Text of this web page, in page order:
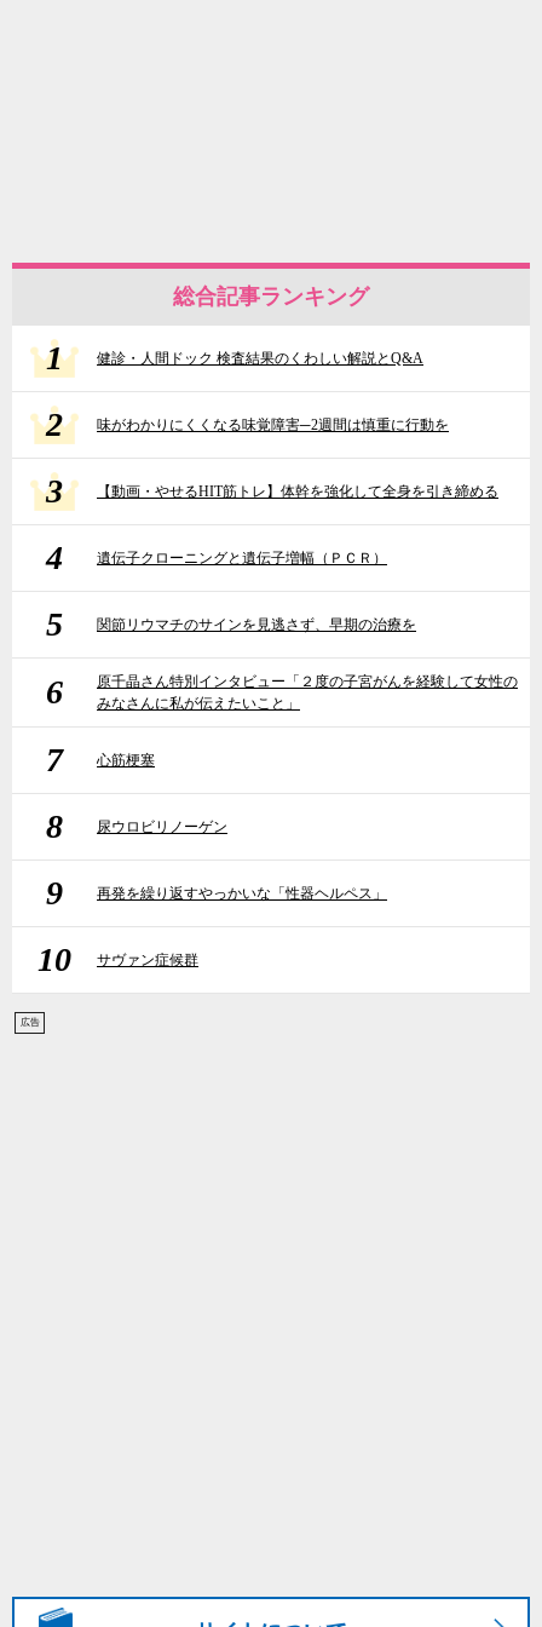
総合記事ランキング
1 健診・人間ドック 検査結果のくわしい解説とQ&A
2 味がわかりにくくなる味覚障害─2週間は慎重に行動を
3 【動画・やせるHIT筋トレ】体幹を強化して全身を引き締める
4 遺伝子クローニングと遺伝子増幅（ＰＣＲ）
5 関節リウマチのサインを見逃さず、早期の治療を
6
原千晶さん特別インタビュー「２度の子宮がんを経験して女性の
みなさんに私が伝えたいこと」
7 心筋梗塞
8 尿ウロビリノーゲン
9 再発を繰り返すやっかいな「性器ヘルペス」
10 サヴァン症候群
広告